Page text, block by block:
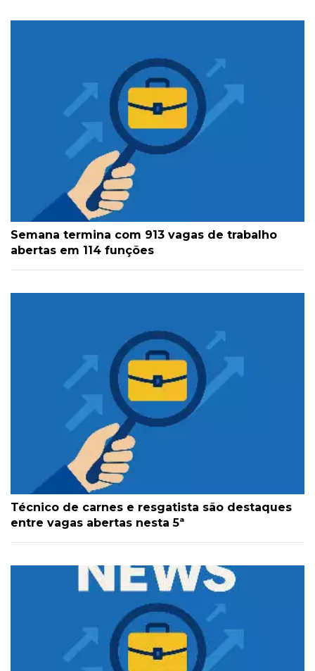
Semana termina com 913 vagas de trabalho
abertas em 114 funções
Técnico de carnes e resgatista são destaques
entre vagas abertas nesta 5ª